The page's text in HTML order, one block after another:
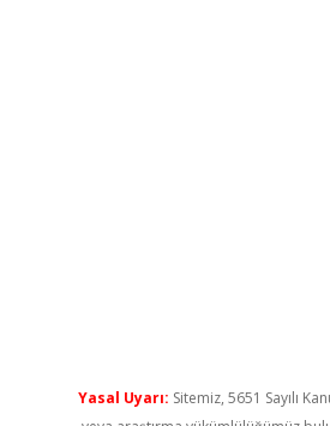
Yasal Uyarı: Sitemiz, 5651 Sayılı